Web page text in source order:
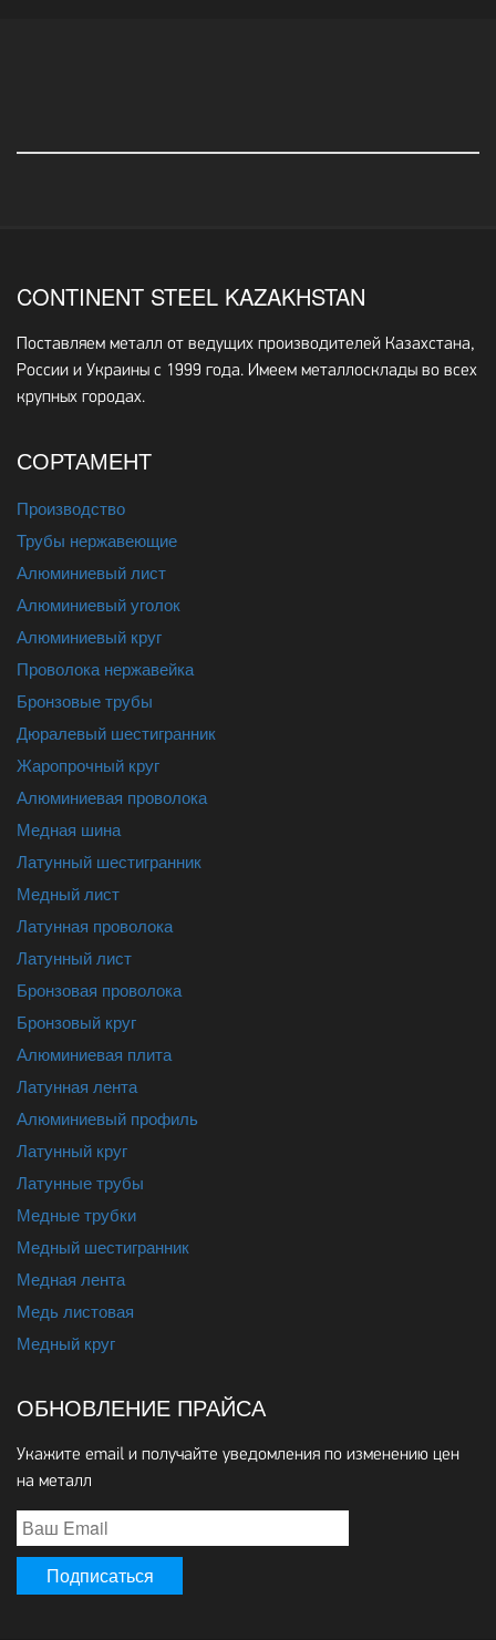
CONTINENT STEEL KAZAKHSTAN
Поставляем металл от ведущих производителей Казахстана,
России и Украины с 1999 года. Имеем металлосклады во всех
крупных городах.
СОРТАМЕНТ
Производство
Трубы нержавеющие
Алюминиевый лист
Алюминиевый уголок
Алюминиевый круг
Проволока нержавейка
Бронзовые трубы
Дюралевый шестигранник
Жаропрочный круг
Алюминиевая проволока
Медная шина
Латунный шестигранник
Медный лист
Латунная проволока
Латунный лист
Бронзовая проволока
Бронзовый круг
Алюминиевая плита
Латунная лента
Алюминиевый профиль
Латунный круг
Латунные трубы
Медные трубки
Медный шестигранник
Медная лента
Медь листовая
Медный круг
ОБНОВЛЕНИЕ ПРАЙСА
Укажите email и получайте уведомления по изменению цен
на металл